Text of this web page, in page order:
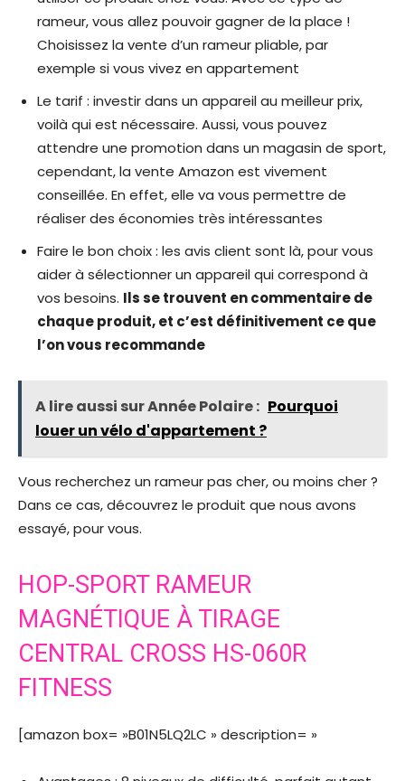
rameur, vous allez pouvoir gagner de la place !
Choisissez la vente d’un rameur pliable, par
exemple si vous vivez en appartement
Le tarif : investir dans un appareil au meilleur prix,
voilà qui est nécessaire. Aussi, vous pouvez
attendre une promotion dans un magasin de sport,
cependant, la vente Amazon est vivement
conseillée. En effet, elle va vous permettre de
réaliser des économies très intéressantes
Faire le bon choix : les avis client sont là, pour vous
aider à sélectionner un appareil qui correspond à
vos besoins. Ils se trouvent en commentaire de
chaque produit, et c’est définitivement ce que
l’on vous recommande
A lire aussi sur Année Polaire : Pourquoi
louer un vélo d'appartement ?
Vous recherchez un rameur pas cher, ou moins cher ?
Dans ce cas, découvrez le produit que nous avons
essayé, pour vous.
HOP-SPORT RAMEUR
MAGNÉTIQUE À TIRAGE
CENTRAL CROSS HS-060R
FITNESS
[amazon box= »B01N5LQ2LC » description= »